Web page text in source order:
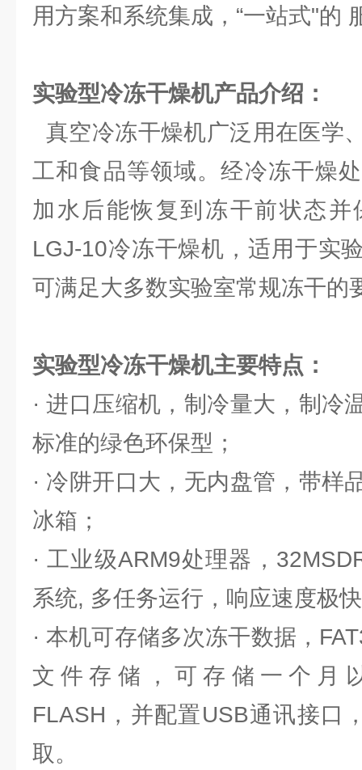
用方案和系统集成，“一站式"的
实验型冷冻干燥机产品介绍：
真空冷冻干燥机广泛用在医学
工和食品等领域。经冷冻干燥
加水后能恢复到冻干前状态
LGJ-10冷冻干燥机，适用于实
可满足大多数实验室常规冻干的
实验型冷冻干燥机主要特点：
· 进口压缩机，制冷量大，制冷
标准的绿色环保型；
· 冷阱开口大，无内盘管，带样
冰箱；
· 工业级ARM9处理器，
系统, 多任务运行，响应速度极
· 本机可存储多次冻干数据，
文件存储，可存储一个月
FLASH，并配置USB通讯接口
取。